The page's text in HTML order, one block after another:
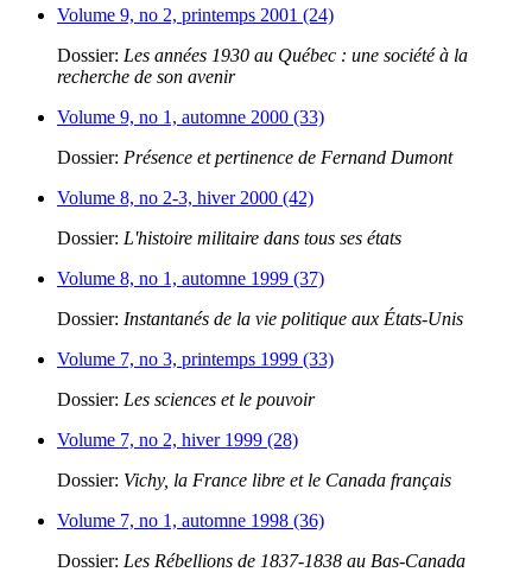
Volume 9, no 2, printemps 2001 (24)
Dossier: Les années 1930 au Québec : une société à la
recherche de son avenir
Volume 9, no 1, automne 2000 (33)
Dossier: Présence et pertinence de Fernand Dumont
Volume 8, no 2-3, hiver 2000 (42)
Dossier: L'histoire militaire dans tous ses états
Volume 8, no 1, automne 1999 (37)
Dossier: Instantanés de la vie politique aux États-Unis
Volume 7, no 3, printemps 1999 (33)
Dossier: Les sciences et le pouvoir
Volume 7, no 2, hiver 1999 (28)
Dossier: Vichy, la France libre et le Canada français
Volume 7, no 1, automne 1998 (36)
Dossier: Les Rébellions de 1837-1838 au Bas-Canada